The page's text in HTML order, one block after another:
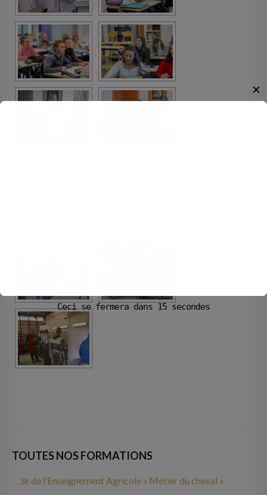
TOUTES NOS FORMATIONS
3e de l’Enseignement Agricole « Métier du cheval »
✕
Ceci se fermera dans 14 secondes